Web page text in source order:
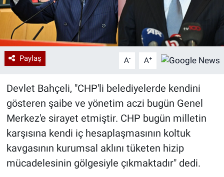
Paylaş A- A+
Devlet Bahçeli, "CHP'li belediyelerde kendini
gösteren şaibe ve yönetim aczi bugün Genel
Merkez'e sirayet etmiştir. CHP bugün milletin
karşısına kendi iç hesaplaşmasının koltuk
kavgasının kurumsal aklını tüketen hizip
mücadelesinin gölgesiyle çıkmaktadır" dedi.
Sağlık
Teknoloji